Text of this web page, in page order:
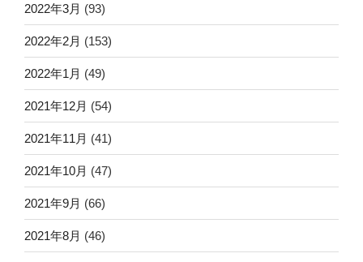
2022年3月 (93)
2022年2月 (153)
2022年1月 (49)
2021年12月 (54)
2021年11月 (41)
2021年10月 (47)
2021年9月 (66)
2021年8月 (46)